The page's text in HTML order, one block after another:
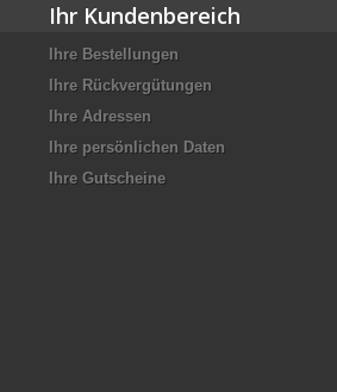
Ihr Kundenbereich
Ihre Bestellungen
Ihre Rückvergütungen
Ihre Adressen
Ihre persönlichen Daten
Ihre Gutscheine